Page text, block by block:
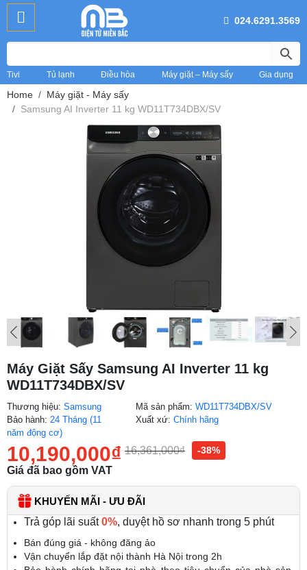
024.6291.3569
Tivi Tủ lạnh Điều hòa Máy giặt – Máy sấy Gia dụng
Home
Máy giặt - Máy sấy
Samsung AI Inverter 11 kg WD11T734DBX/SV
Máy Giặt Sấy Samsung AI Inverter 11 kg
WD11T734DBX/SV
Thương hiệu: Samsung
Bảo hành: 24 Tháng (11
năm động cơ)
Mã sản phẩm:WD11T734DBX/SV
Xuất xứ:Chính hãng
10,190,000₫ 16,361,000₫ -38%
Giá đã bao gồm VAT
KHUYẾN MÃI - ƯU ĐÃI
Trả góp lãi suất0%, duyệt hồ sơ nhanh trong 5 phút
Bán đúng giá - không đăng ảo
Vận chuyển lắp đặt nội thành Hà Nội trong 2h